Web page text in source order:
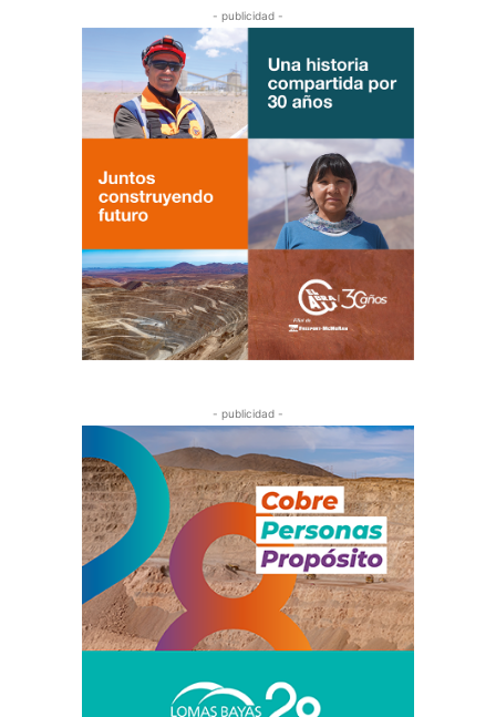
- publicidad -
- publicidad -